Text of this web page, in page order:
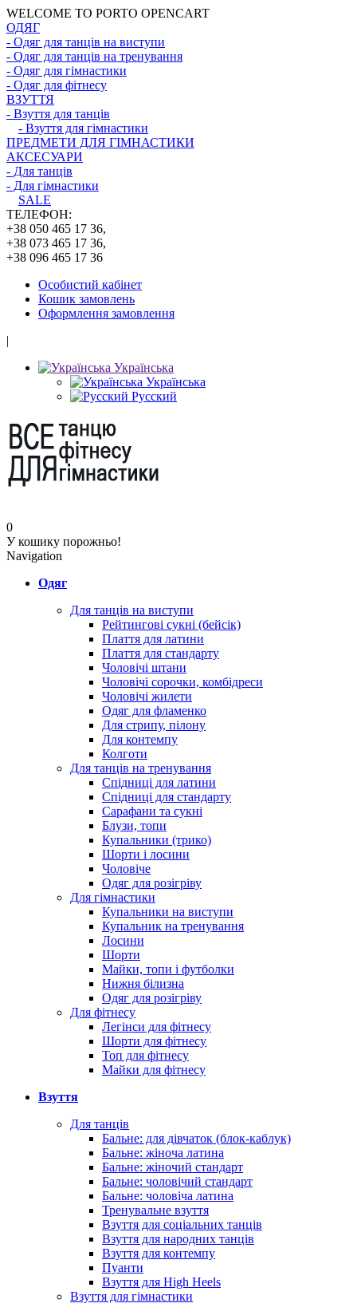
WELCOME TO PORTO OPENCART
ОДЯГ
- Одяг для танців на виступи
- Одяг для танців на тренування
- Одяг для гімнастики
- Одяг для фітнесу
ВЗУТТЯ
- Взуття для танців
- Взуття для гімнастики
ПРЕДМЕТИ ДЛЯ ГІМНАСТИКИ
АКСЕСУАРИ
- Для танців
- Для гімнастики
SALE
ТЕЛЕФОН:
+38 050 465 17 36,
+38 073 465 17 36,
+38 096 465 17 36
Особистий кабінет
Кошик замовлень
Оформлення замовлення
|
Українська
Українська
Русский
0
У кошику порожньо!
Navigation
Одяг
Для танців на виступи
Рейтингові сукні (бейсік)
Плаття для латини
Плаття для стандарту
Чоловічі штани
Чоловічі сорочки, комбідреси
Чоловічі жилети
Одяг для фламенко
Для стрипу, пілону
Для контемпу
Колготи
Для танців на тренування
Спідниці для латини
Спідниці для стандарту
Сарафани та сукні
Блузи, топи
Купальники (трико)
Шорти і лосини
Чоловіче
Одяг для розігріву
Для гімнастики
Купальники на виступи
Купальник на тренування
Лосини
Шорти
Майки, топи і футболки
Нижня білизна
Одяг для розігріву
Для фітнесу
Легінси для фітнесу
Шорти для фітнесу
Топ для фітнесу
Майки для фітнесу
Взуття
Для танців
Бальне: для дівчаток (блок-каблук)
Бальне: жіноча латина
Бальне: жіночий стандарт
Бальне: чоловічий стандарт
Бальне: чоловіча латина
Тренувальне взуття
Взуття для соціальних танців
Взуття для народних танців
Взуття для контемпу
Пуанти
Взуття для High Heels
Взуття для гімнастики